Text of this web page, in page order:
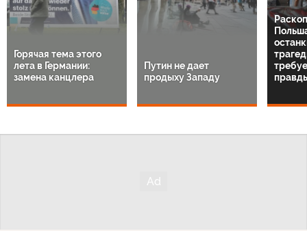
Горячая тема этого
лета в Германии:
замена канцлера
Путин не дает
продыху Западу